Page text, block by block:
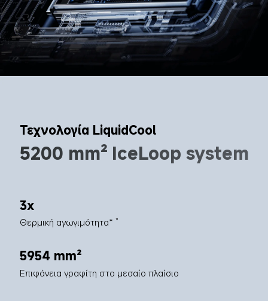
Τεχνολογία LiquidCool
5200 mm² IceLoop system
3x
Θερμική αγωγιμότητα* 11
5954 mm²
Επιφάνεια γραφίτη στο μεσαίο πλαίσιο